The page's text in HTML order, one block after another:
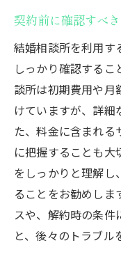
契約前に確認すべ
結婚相談所を利用す
しっかり確認する
談所は初期費用や月
けていますが、詳細
た、料金に含まれ
に把握することも大
をしっかりと理解
ることをお勧めしま
スや、解約時の条件
と、後々のトラブル